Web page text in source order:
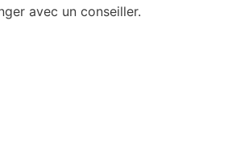
avec un conseiller.